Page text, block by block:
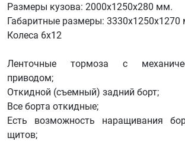
Размеры кузова: 2000x1250x280 мм.
Габаритные размеры: 3330x1250x1270
Колеса 6х12
Ленточные тормоза с
приводом;
Откидной (съемный) задний борт;
Все борта откидные;
Есть возможность наращивания
щитов;